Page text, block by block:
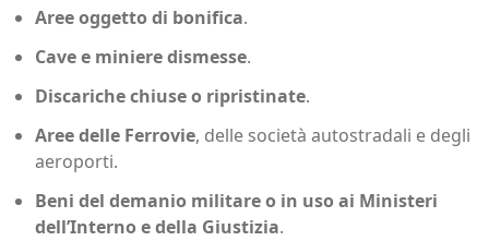
Aree oggetto di bonifica.
Cave e miniere dismesse.
Discariche chiuse o ripristinate.
Aree delle Ferrovie, delle società autostradali e degli
aeroporti.
Beni del demanio militare o in uso ai Ministeri
dell’Interno e della Giustizia.